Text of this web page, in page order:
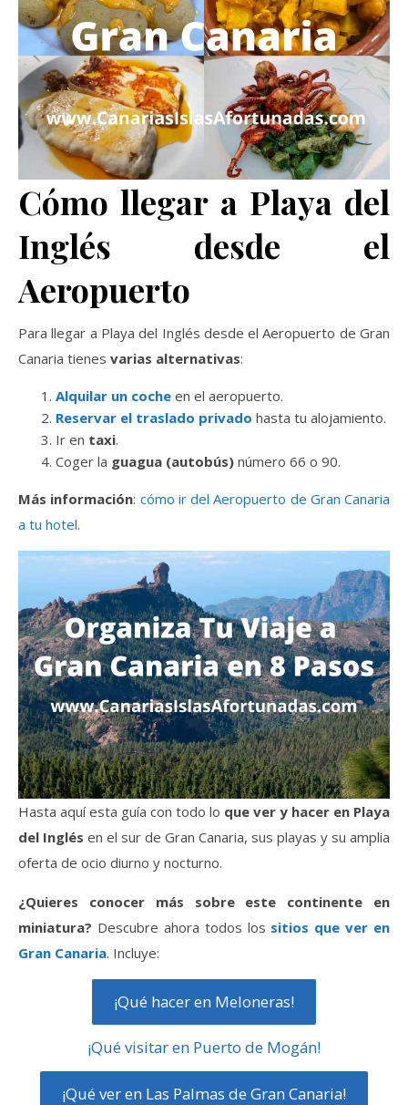
Cómo llegar a Playa del
Inglés desde el
Aeropuerto
Para llegar a Playa del Inglés desde el Aeropuerto de Gran
Canaria tienes varias alternativas:
Alquilar un coche en el aeropuerto.
Reservar el traslado privado hasta tu alojamiento.
Ir en taxi.
Coger la guagua (autobús) número 66 o 90.
Más información: cómo ir del Aeropuerto de Gran Canaria
a tu hotel.
Hasta aquí esta guía con todo lo que ver y hacer en Playa
del Inglés en el sur de Gran Canaria, sus playas y su amplia
oferta de ocio diurno y nocturno.
¿Quieres conocer más sobre este continente en
miniatura? Descubre ahora todos los sitios que ver en
Gran Canaria. Incluye:
¡Qué hacer en Meloneras!
¡Qué visitar en Puerto de Mogán!
¡Qué ver en Las Palmas de Gran Canaria!